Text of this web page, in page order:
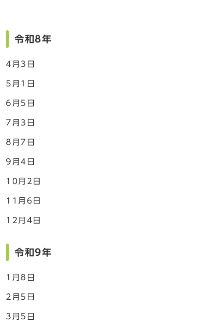
令和8年
4月3日
5月1日
6月5日
7月3日
8月7日
9月4日
10月2日
11月6日
12月4日
令和9年
1月8日
2月5日
3月5日